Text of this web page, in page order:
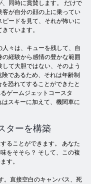
、同時に賞賛します。 だけで
客が自分の顔の上に乗ってい
ピードを見て、それが怖いに
きています。
人々は、キューを残して、自
の経験から感情の豊かな範囲
して大胆ではない、そのよう
であるため、それは年齢制
恐れてすることができたと
ゲームジェットコースタ
スキーに加えて、機関車に
ターを構築
ることができます。 あなた
をそそら？ そして、この複
す。
。直接空白のキャンバス、死